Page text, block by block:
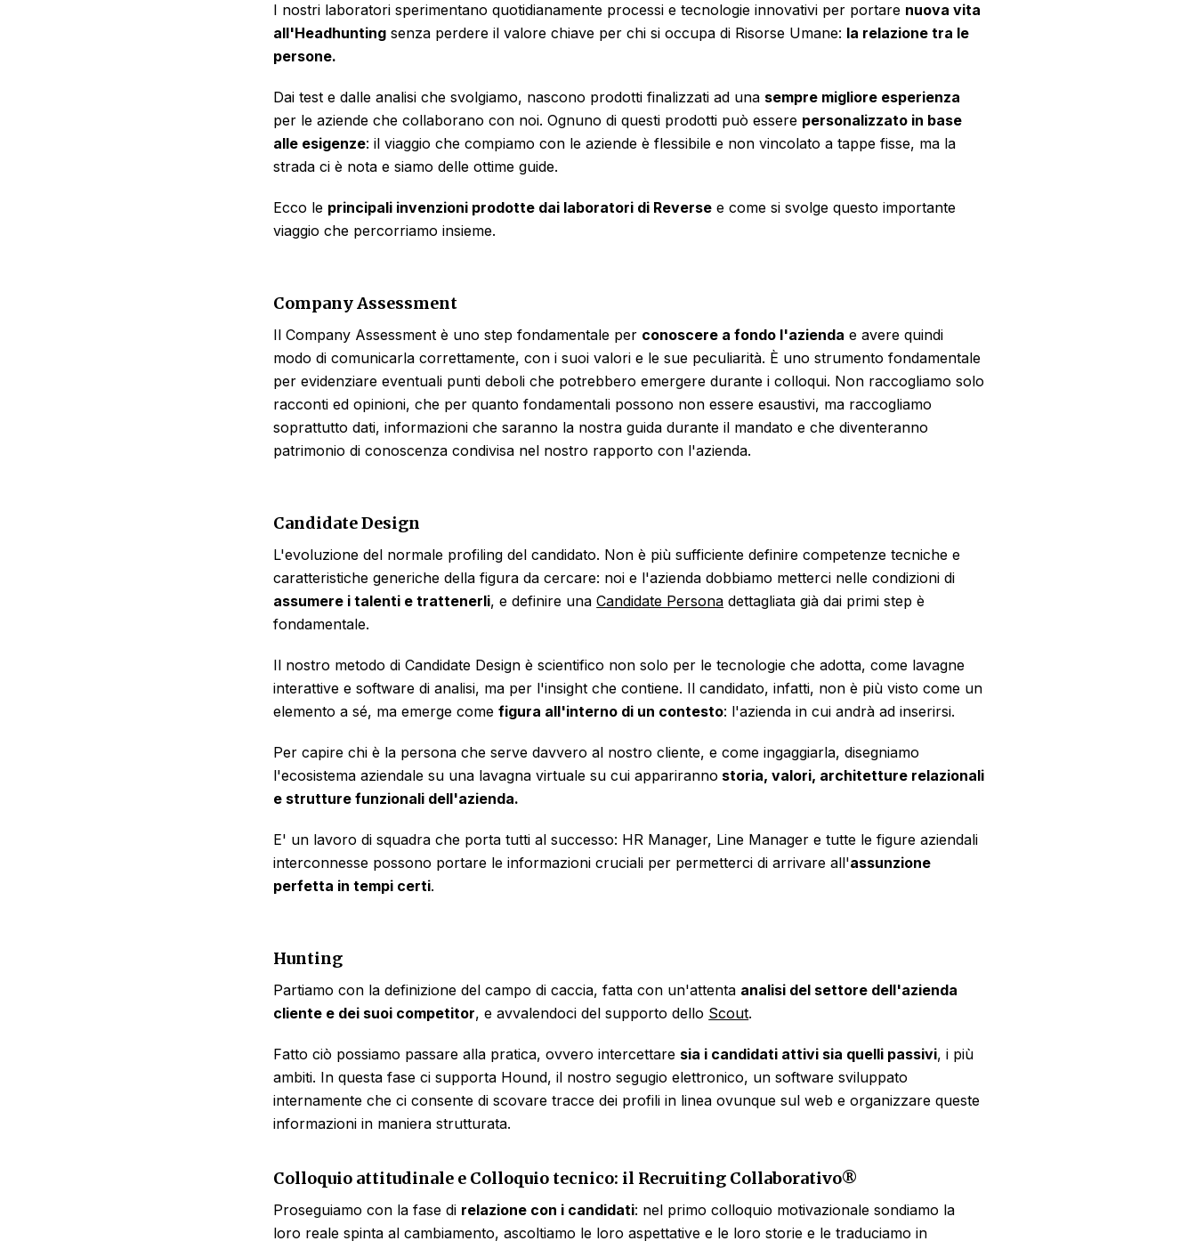
I nostri laboratori sperimentano quotidianamente processi e tecnologie innovativi per portare nuova vita
all'Headhunting senza perdere il valore chiave per chi si occupa di Risorse Umane: la relazione tra le
persone.
Dai test e dalle analisi che svolgiamo, nascono prodotti finalizzati ad una sempre migliore esperienza
per le aziende che collaborano con noi. Ognuno di questi prodotti può essere personalizzato in base
alle esigenze: il viaggio che compiamo con le aziende è flessibile e non vincolato a tappe fisse, ma la
strada ci è nota e siamo delle ottime guide.
Ecco le principali invenzioni prodotte dai laboratori di Reverse e come si svolge questo importante
viaggio che percorriamo insieme.
Company Assessment
Il Company Assessment è uno step fondamentale per conoscere a fondo l'azienda e avere quindi
modo di comunicarla correttamente, con i suoi valori e le sue peculiarità. È uno strumento fondamentale
per evidenziare eventuali punti deboli che potrebbero emergere durante i colloqui. Non raccogliamo solo
racconti ed opinioni, che per quanto fondamentali possono non essere esaustivi, ma raccogliamo
soprattutto dati, informazioni che saranno la nostra guida durante il mandato e che diventeranno
patrimonio di conoscenza condivisa nel nostro rapporto con l'azienda.
Candidate Design
L'evoluzione del normale profiling del candidato. Non è più sufficiente definire competenze tecniche e
caratteristiche generiche della figura da cercare: noi e l'azienda dobbiamo metterci nelle condizioni di
assumere i talenti e trattenerli, e definire unaCandidate Persona dettagliata già dai primi step è
fondamentale.
Il nostro metodo di Candidate Design è scientifico non solo per le tecnologie che adotta, come lavagne
interattive e software di analisi, ma per l'insight che contiene. Il candidato, infatti, non è più visto come un
elemento a sé, ma emerge comefigura all'interno di un contesto: l'azienda in cui andrà ad inserirsi.
Per capire chi è la persona che serve davvero al nostro cliente, e come ingaggiarla, disegniamo
l'ecosistema aziendale su una lavagna virtuale su cui appariranno storia, valori, architetture relazionali
e strutture funzionali dell'azienda.
E' un lavoro di squadra che porta tutti al successo: HR Manager, Line Manager e tutte le figure aziendali
interconnesse possono portare le informazioni cruciali per permetterci di arrivare all'assunzione
perfetta in tempi certi.
Hunting
Partiamo con la definizione del campo di caccia, fatta con un'attenta analisi del settore dell'azienda
cliente e dei suoi competitor, e avvalendoci del supporto dello Scout.
Fatto ciò possiamo passare alla pratica, ovvero intercettare sia i candidati attivi sia quelli passivi, i più
ambiti. In questa fase ci supporta Hound, il nostro segugio elettronico, un software sviluppato
internamente che ci consente di scovare tracce dei profili in linea ovunque sul web e organizzare queste
informazioni in maniera strutturata.
Colloquio attitudinale e Colloquio tecnico: il Recruiting Collaborativo®
Proseguiamo con la fase di relazione con i candidati: nel primo colloquio motivazionale sondiamo la
loro reale spinta al cambiamento, ascoltiamo le loro aspettative e le loro storie e le traduciamo in